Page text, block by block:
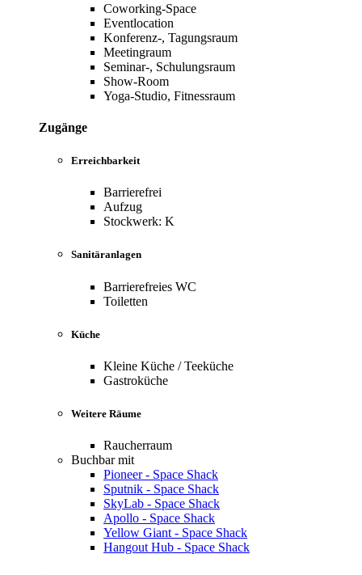
Coworking-Space
Eventlocation
Konferenz-, Tagungsraum
Meetingraum
Seminar-, Schulungsraum
Show-Room
Yoga-Studio, Fitnessraum
Zugänge
Erreichbarkeit
Barrierefrei
Aufzug
Stockwerk: K
Sanitäranlagen
Barrierefreies WC
Toiletten
Küche
Kleine Küche / Teeküche
Gastroküche
Weitere Räume
Raucherraum
Buchbar mit
Pioneer - Space Shack
Sputnik - Space Shack
SkyLab - Space Shack
Apollo - Space Shack
Yellow Giant - Space Shack
Hangout Hub - Space Shack